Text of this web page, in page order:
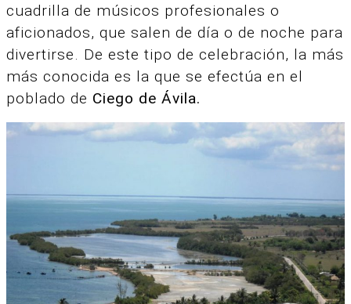
cuadrilla de músicos profesionales o
aficionados, que salen de día o de noche para
divertirse. De este tipo de celebración, la más
más conocida es la que se efectúa en el
poblado de Ciego de Ávila.